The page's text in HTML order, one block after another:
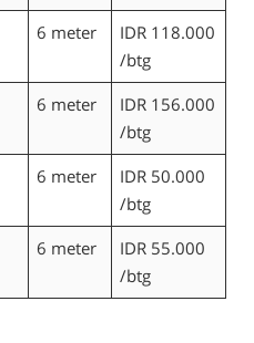
6 meter
IDR 118.000
/btg
6 meter
IDR 156.000
/btg
6 meter
IDR 50.000
/btg
6 meter
IDR 55.000
/btg